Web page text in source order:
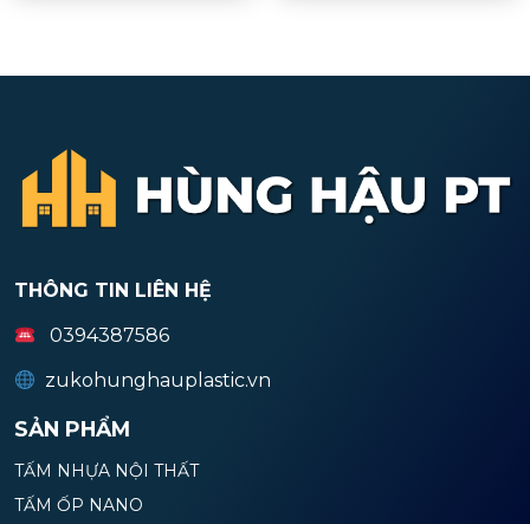
THÔNG TIN LIÊN HỆ
0394387586
zukohunghauplastic.vn
SẢN PHẨM
TẤM NHỰA NỘI THẤT
TẤM ỐP NANO